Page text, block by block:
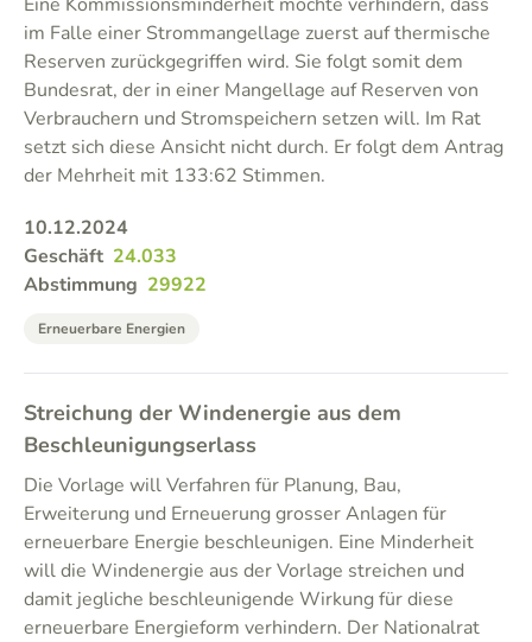
im Falle einer Strommangellage zuerst auf thermische
Reserven zurückgegriffen wird. Sie folgt somit dem
Bundesrat, der in einer Mangellage auf Reserven von
Verbrauchern und Stromspeichern setzen will. Im Rat
setzt sich diese Ansicht nicht durch. Er folgt dem Antrag
der Mehrheit mit 133:62 Stimmen.
10.12.2024
Geschäft 24.033
Abstimmung 29922
Erneuerbare Energien
Streichung der Windenergie aus dem
Beschleunigungserlass
Die Vorlage will Verfahren für Planung, Bau,
Erweiterung und Erneuerung grosser Anlagen für
erneuerbare Energie beschleunigen. Eine Minderheit
will die Windenergie aus der Vorlage streichen und
damit jegliche beschleunigende Wirkung für diese
erneuerbare Energieform verhindern. Der Nationalrat